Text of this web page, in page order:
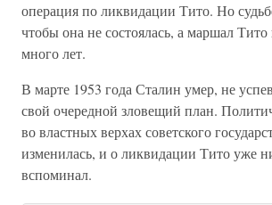
операция по ликвидации Тито. Но
чтобы она не состоялась, а маршал
много лет.
В марте 1953 года Сталин умер, не
свой очередной зловещий план.
во властных верхах советского
изменилась, и о ликвидации Тито уже
вспоминал.